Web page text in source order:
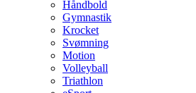
Håndbold
Gymnastik
Krocket
Svømning
Motion
Volleyball
Triathlon